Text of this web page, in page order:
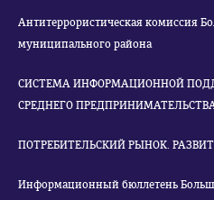
Антитеррористическая комиссия
муниципального района
СИСТЕМА ИНФОРМАЦИОННОЙ
СРЕДНЕГО
ПОТРЕБИТЕЛЬСКИЙ РЫНОК.
Информационный бюллетень